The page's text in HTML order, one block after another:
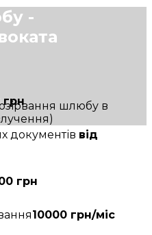
-
шлюбу в
грн
документів від
грн
10000 грн/міс